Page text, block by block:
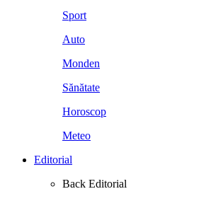
Sport
Auto
Monden
Sănătate
Horoscop
Meteo
Editorial
Back Editorial